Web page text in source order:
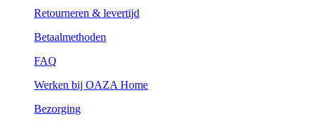
Retourneren & levertijd
Betaalmethoden
FAQ
Werken bij OAZA Home
Bezorging